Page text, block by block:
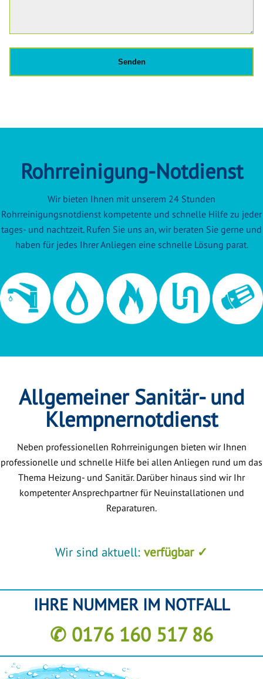
Rohrreinigung-Notdienst
Wir bieten Ihnen mit unserem 24 Stunden
Rohrreinigungsnotdienst kompetente und schnelle Hilfe zu jeder
tages- und nachtzeit. Rufen Sie uns an, wir beraten Sie gerne und
haben für jedes Ihrer Anliegen eine schnelle Lösung parat.
Allgemeiner Sanitär- und
Klempnernotdienst
Neben professionellen Rohrreinigungen bieten wir Ihnen
professionelle und schnelle Hilfe bei allen Anliegen rund um das
Thema Heizung- und Sanitär. Darüber hinaus sind wir Ihr
kompetenter Ansprechpartner für Neuinstallationen und
Reparaturen.
Wir sind aktuell: verfügbar ✓
IHRE NUMMER IM NOTFALL
✆ 0176 160 517 86